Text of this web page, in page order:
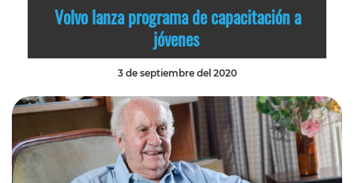
Volvo lanza programa de capacitación a
jóvenes
3 de septiembre del 2020